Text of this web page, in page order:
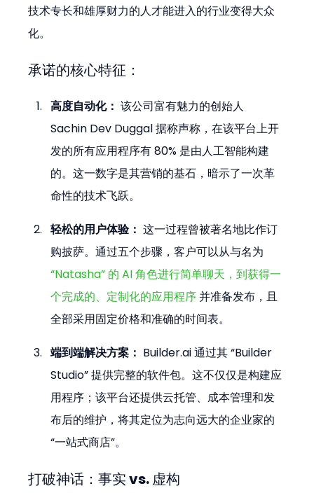
技术专长和雄厚财力的人才能进入的行业变得大众
化。
承诺的核心特征：
高度自动化： 该公司富有魅力的创始人
Sachin Dev Duggal 据称声称，在该平台上开
发的所有应用程序有 80% 是由人工智能构建
的。这一数字是其营销的基石，暗示了一次革
命性的技术飞跃。
轻松的用户体验： 这一过程曾被著名地比作订
购披萨。通过五个步骤，客户可以从与名为
“Natasha” 的 AI 角色进行简单聊天，到获得一
个完成的、定制化的应用程序 并准备发布，且
全部采用固定价格和准确的时间表。
端到端解决方案： Builder.ai 通过其 “Builder
Studio” 提供完整的软件包。这不仅仅是构建应
用程序；该平台还提供云托管、成本管理和发
布后的维护，将其定位为志向远大的企业家的
“一站式商店”。
打破神话：事实 vs. 虚构